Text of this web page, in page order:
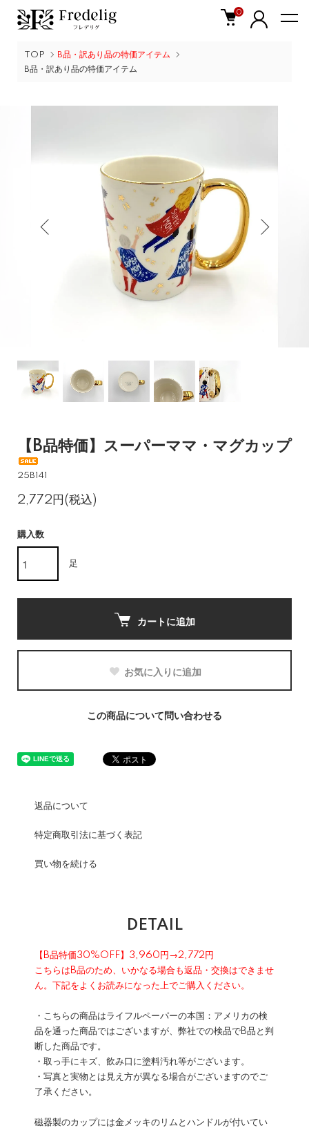
0
TOP
B品・訳あり品の特価アイテム
B品・訳あり品の特価アイテム
【B品特価】スーパーママ・マグカップ
25B141
2,772円(税込)
購入数
足
カートに追加
お気に入りに追加
この商品について問い合わせる
返品について
特定商取引法に基づく表記
買い物を続ける
DETAIL
【B品特価30%OFF】3,960円→2,772円
こちらはB品のため、いかなる場合も返品・交換はできませ
ん。下記をよくお読みになった上でご購入ください。
・こちらの商品はライフルペーパーの本国：アメリカの検
品を通った商品ではございますが、弊社での検品でB品と判
断した商品です。
・取っ手にキズ、飲み口に塗料汚れ等がございます。
・写真と実物とは見え方が異なる場合がございますのでご
了承ください。
磁器製のカップには金メッキのリムとハンドルが付いてい